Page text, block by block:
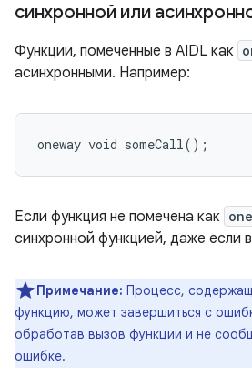
синхронной или
Функции, помеченные в AIDL как
асинхронными. Например:
Если функция не помечена как
синхронной функцией, даже если
Примечание: Процесс,
функцию, может завершиться с
обработав вызов функции и не
ошибке.